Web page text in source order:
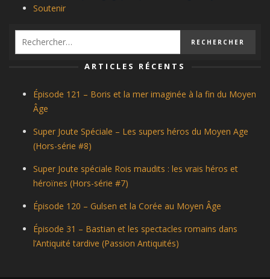
Soutenir
ARTICLES RÉCENTS
Épisode 121 – Boris et la mer imaginée à la fin du Moyen
Âge
Super Joute Spéciale – Les supers héros du Moyen Age
(Hors-série #8)
Super Joute spéciale Rois maudits : les vrais héros et
héroïnes (Hors-série #7)
Épisode 120 – Gulsen et la Corée au Moyen Âge
Épisode 31 – Bastian et les spectacles romains dans
l’Antiquité tardive (Passion Antiquités)